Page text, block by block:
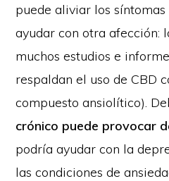
puede aliviar los
ayudar con otra afección:
muchos estudios e
respaldan el uso de CBD
compuesto ansiolítico).
crónico puede provocar
podría ayudar con la
las condiciones de